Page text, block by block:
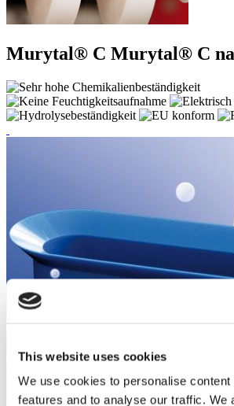
This website uses cookies
We use cookies to personalise
features and to analyse our traffic.
Murytal® C Murytal® C